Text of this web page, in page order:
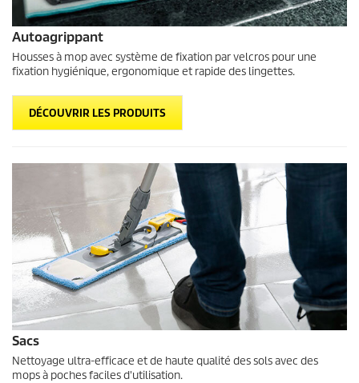
Autoagrippant
Housses à mop avec système de fixation par velcros pour une
fixation hygiénique, ergonomique et rapide des lingettes.
DÉCOUVRIR LES PRODUITS
Sacs
Nettoyage ultra-efficace et de haute qualité des sols avec des
mops à poches faciles d'utilisation.